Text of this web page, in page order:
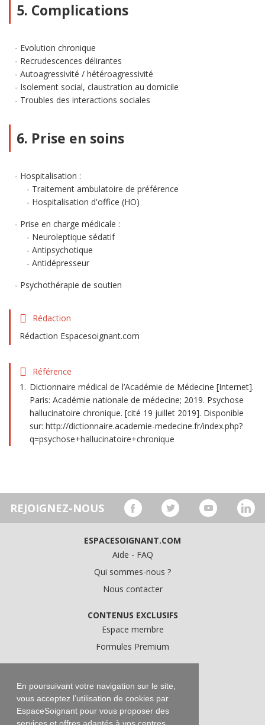
En poursuivant votre navigation sur le site,
vous acceptez l’utilisation de cookies par
EspaceSoignant pour vous proposer des
5. Complications
Evolution chronique
Recrudescences délirantes
Autoagressivité / hétéroagressivité
Isolement social, claustration au domicile
Troubles des interactions sociales
6. Prise en soins
Hospitalisation :
Traitement ambulatoire de préférence
Hospitalisation d'office (HO)
Prise en charge médicale :
Neuroleptique sédatif
Antipsychotique
Antidépresseur
Psychothérapie de soutien
Rédaction
Rédaction Espacesoignant.com
Référence
Dictionnaire médical de l’Académie de Médecine [Internet].
Paris: Académie nationale de médecine; 2019. Psychose
hallucinatoire chronique. [cité 19 juillet 2019]. Disponible
sur: http://dictionnaire.academie-medecine.fr/index.php?
q=psychose+hallucinatoire+chronique
REJOIGNEZ-NOUS
ESPACESOIGNANT.COM
Aide - FAQ
Qui sommes-nous ?
Nous contacter
CONTENUS EXCLUSIFS
Espace membre
Formules Premium
Conditions Générales d'Utilisation
Données personnelles
Conditions Générales de Vente